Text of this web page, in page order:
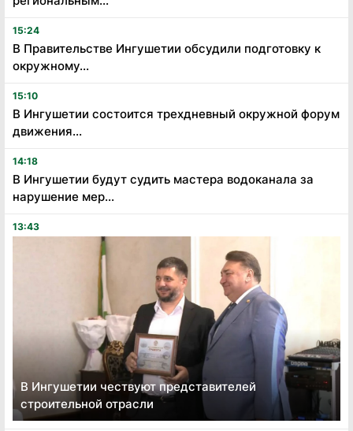
15:24
В Правительстве Ингушетии обсудили подготовку к
окружному...
15:10
В Ингушетии состоится трехдневный окружной форум
движения...
14:18
В Ингушетии будут судить мастера водоканала за
нарушение мер...
13:43
В Ингушетии чествуют представителей
строительной отрасли